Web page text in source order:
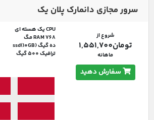
سرور مجازی دانمارک پلان یک
CPU یک هسته ای
RAM 768 مگ
ده گیگ ssd(10GB)
ترافیک 500 گیگ
شروع از
تومان1,551,700
ماهانه
سفارش دهید